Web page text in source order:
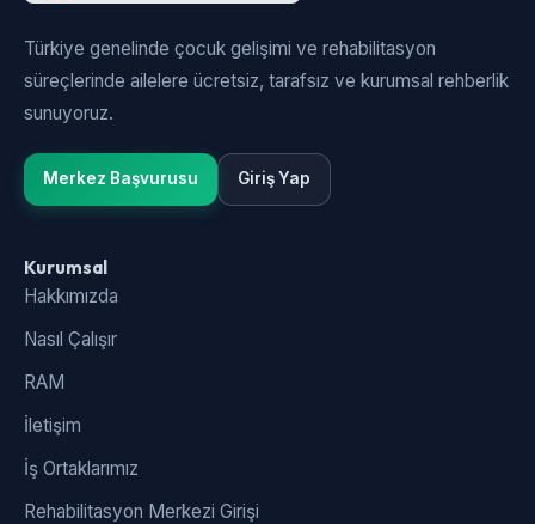
Türkiye genelinde çocuk gelişimi ve rehabilitasyon
süreçlerinde ailelere ücretsiz, tarafsız ve kurumsal rehberlik
sunuyoruz.
Merkez Başvurusu Giriş Yap
Kurumsal
Hakkımızda
Nasıl Çalışır
RAM
İletişim
İş Ortaklarımız
Rehabilitasyon Merkezi Girişi